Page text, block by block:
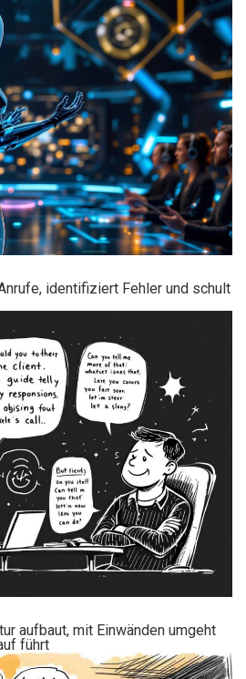
identifiziert Fehler und schult
aufbaut, mit Einwänden umgeht
führt